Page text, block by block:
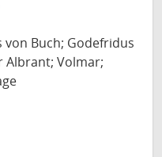
von Buch; Godefridus
Albrant; Volmar;